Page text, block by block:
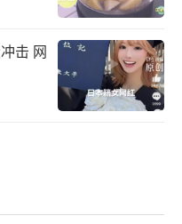
击 网